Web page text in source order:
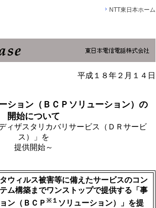
NTT東日本ホーム
平成１８年２月１４日
ション（ＢＣＰソリューション）の
開始について
ィザスタリカバリサービス（ＤＲサービ
ス）」を
提供開始～
ウィルス被害等に備えたサービスのコン
ム構築までワンストップで提供する「事
ン（ＢＣＰ ※１ ソリューション）」を提